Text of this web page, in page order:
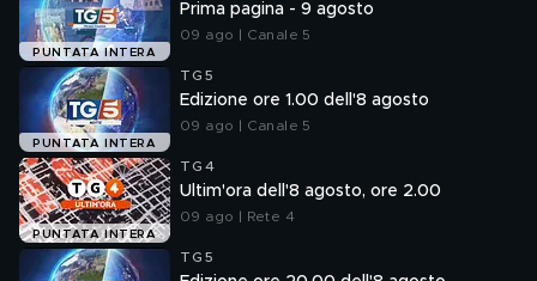
PUNTATA INTERA
Prima pagina - 9 agosto
09 ago | Canale 5
PUNTATA INTERA
TG5
Edizione ore 1.00 dell'8 agosto
09 ago | Canale 5
PUNTATA INTERA
TG4
Ultim'ora dell'8 agosto, ore 2.00
09 ago | Rete 4
TG5